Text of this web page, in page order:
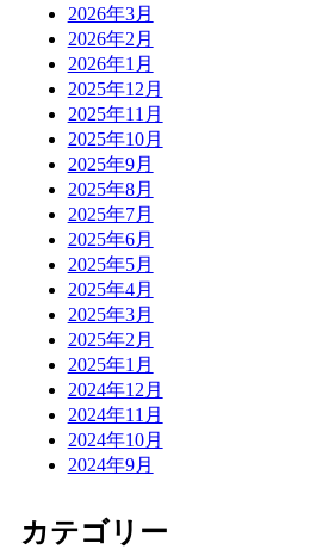
2026年3月
2026年2月
2026年1月
2025年12月
2025年11月
2025年10月
2025年9月
2025年8月
2025年7月
2025年6月
2025年5月
2025年4月
2025年3月
2025年2月
2025年1月
2024年12月
2024年11月
2024年10月
2024年9月
カテゴリー